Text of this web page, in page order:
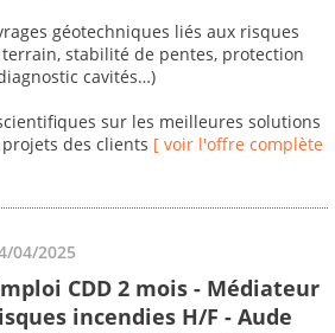
géotechniques liés aux risques
stabilité de pentes, protection
cavités…)
sur les meilleures solutions
des clients [ voir l'offre complète
04/2025
CDD 2 mois - Médiateur
incendies H/F - Aude